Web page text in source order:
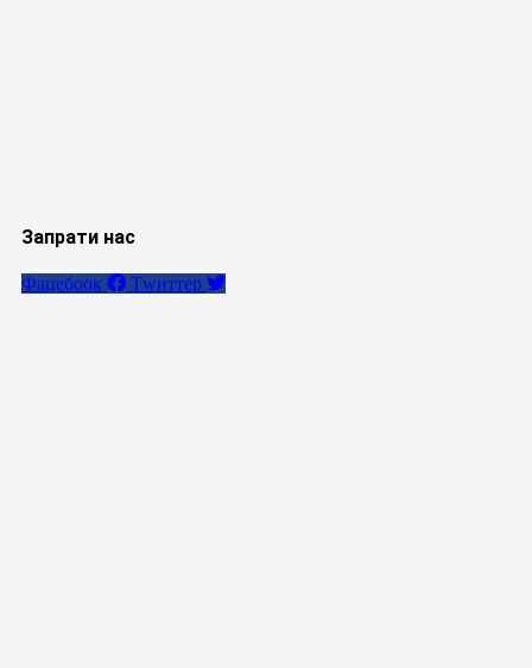
Запрати нас
Фацебоок Тwиттер